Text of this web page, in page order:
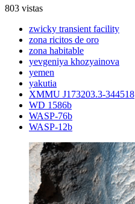
803 vistas
zwicky transient facility
zona ricitos de oro
zona habitable
yevgeniya khozyainova
yemen
yakutia
XMMU J173203.3-344518
WD 1586b
WASP-76b
WASP-12b